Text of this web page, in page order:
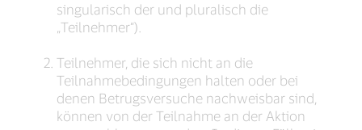
singularisch der und pluralisch die
„Teilnehmer“).
Teilnehmer, die sich nicht an die
Teilnahmebedingungen halten oder bei
denen Betrugsversuche nachweisbar sind,
können von der Teilnahme an der Aktion